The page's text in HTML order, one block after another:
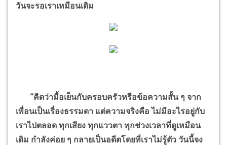
วันจะรอเราเหมือนเดิม
“คิดว่ามื้อเย็นกับครอบครัวหรือข้อความสั้น ๆ จาก
เพื่อนเป็นเรื่องธรรมดา แต่ความจริงคือ ไม่มีอะไรอยู่กับ
เราไปตลอด ทุกเสียง ทุกแววตา ทุกช่วงเวลาที่ดูเหมือน
เดิม กำลังค่อย ๆ กลายเป็นอดีตโดยที่เราไม่รู้ตัว วันนี้จง